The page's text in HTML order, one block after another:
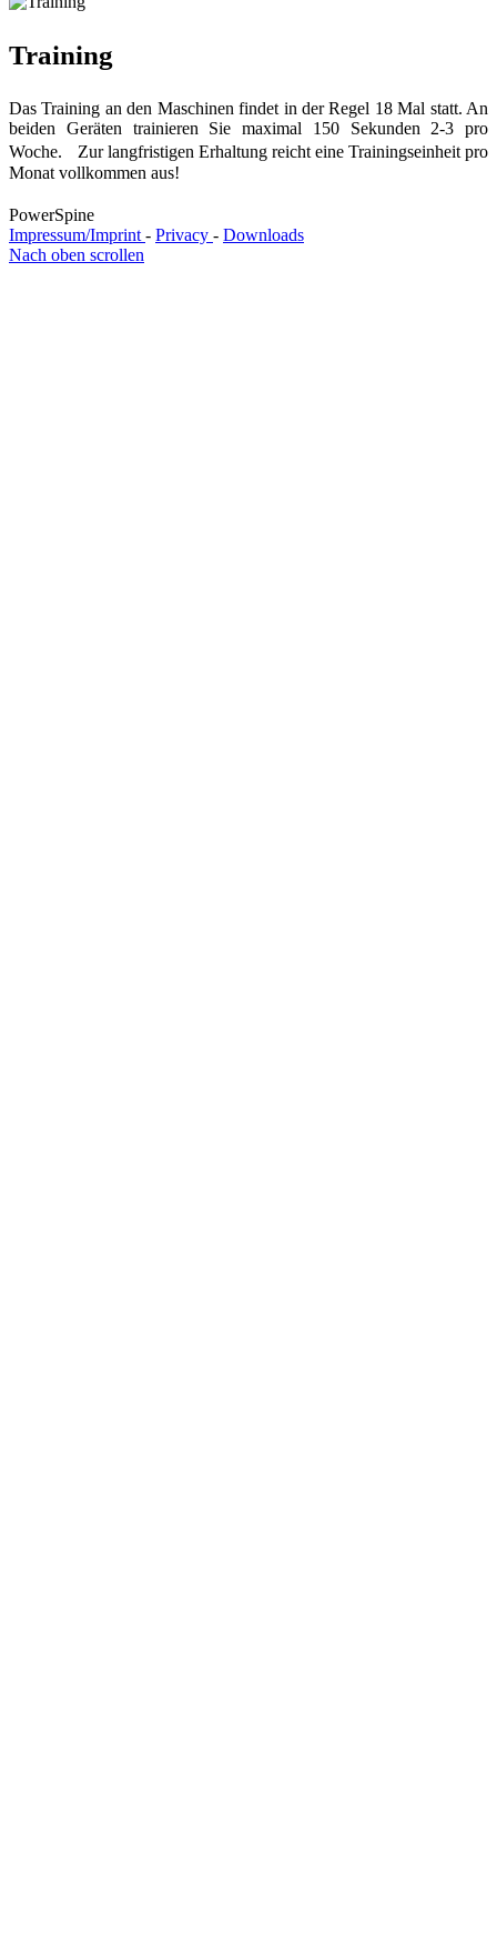
Training
Das Training an den Maschinen findet in der Regel 18 Mal statt. An
beiden Geräten trainieren Sie maximal 150 Sekunden 2-3 pro
Woche. Zur langfristigen Erhaltung reicht eine Trainingseinheit pro
Monat vollkommen aus!
PowerSpine
Impressum/Imprint - Privacy - Downloads
Nach oben scrollen